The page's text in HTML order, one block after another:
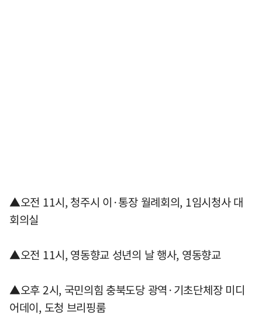
▲오전 11시, 청주시 이·통장 월례회의, 1임시청사 대
회의실
▲오전 11시, 영동향교 성년의 날 행사, 영동향교
▲오후 2시, 국민의힘 충북도당 광역·기초단체장 미디
어데이, 도청 브리핑룸